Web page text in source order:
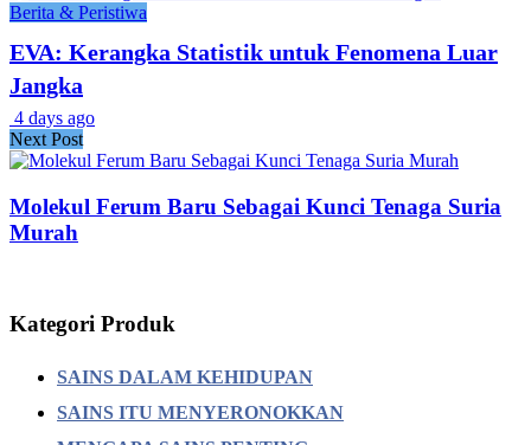
Berita & Peristiwa
EVA: Kerangka Statistik untuk Fenomena Luar
Jangka
4 days ago
Next Post
Molekul Ferum Baru Sebagai Kunci Tenaga Suria
Murah
Kategori Produk
SAINS DALAM KEHIDUPAN
SAINS ITU MENYERONOKKAN